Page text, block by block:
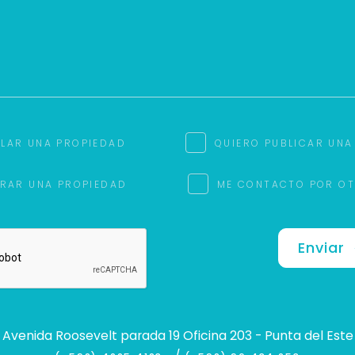
UNA PROPIEDAD QUIERO PUBLICAR
UNA PROPIEDAD ME CONTACTO POR
Enviar
Avenida Roosevelt parada 19 Oficina 203 - Punta del Este